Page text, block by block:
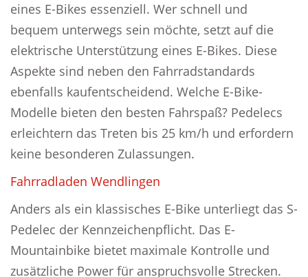
eines E-Bikes essenziell. Wer schnell und
bequem unterwegs sein möchte, setzt auf die
elektrische Unterstützung eines E-Bikes. Diese
Aspekte sind neben den Fahrradstandards
ebenfalls kaufentscheidend. Welche E-Bike-
Modelle bieten den besten Fahrspaß? Pedelecs
erleichtern das Treten bis 25 km/h und erfordern
keine besonderen Zulassungen.
Fahrradladen Wendlingen
Anders als ein klassisches E-Bike unterliegt das S-
Pedelec der Kennzeichenpflicht. Das E-
Mountainbike bietet maximale Kontrolle und
zusätzliche Power für anspruchsvolle Strecken.